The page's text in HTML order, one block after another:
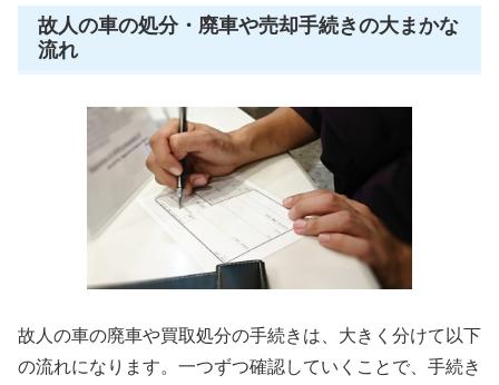
故人の車の処分・廃車や売却手続きの大まかな
流れ
故人の車の廃車や買取処分の手続きは、大きく分けて以下
の流れになります。一つずつ確認していくことで、手続き